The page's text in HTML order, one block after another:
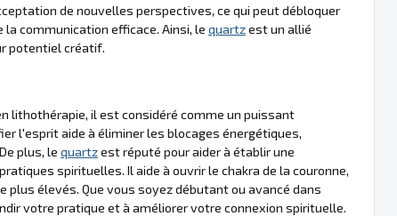
de nouvelles perspectives, ce qui peut débloquer
communication efficace. Ainsi, le quartzest un allié
potentiel créatif.
lithothérapie, il est considéré comme un puissant
l'esprit aide à éliminer les blocages énergétiques,
plus, le quartzest réputé pour aider à établir une
spirituelles. Il aide à ouvrir le chakra de la couronne,
élevés. Que vous soyez débutant ou avancé dans
votre pratique et à améliorer votre connexion spirituelle.